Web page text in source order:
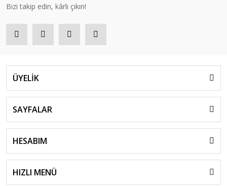
Bizi takip edin, kârlı çıkın!
ÜYELİK
SAYFALAR
HESABIM
HIZLI MENÜ